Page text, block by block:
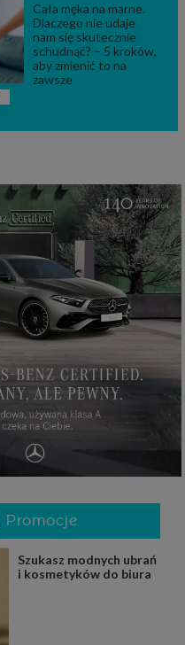
Cała męka na marne.
Dlaczego nie udaje
nam się skutecznie
schudnąć? – 5 kroków,
aby zmienić to na
zawsze
Promocje
Szukasz modnych ubrań
i kosmetyków do biura